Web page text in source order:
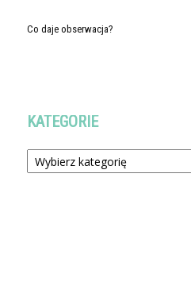
Co daje obserwacja?
KATEGORIE
Kategorie